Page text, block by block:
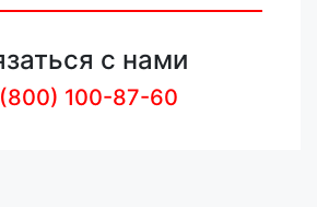
с нами
100-87-60